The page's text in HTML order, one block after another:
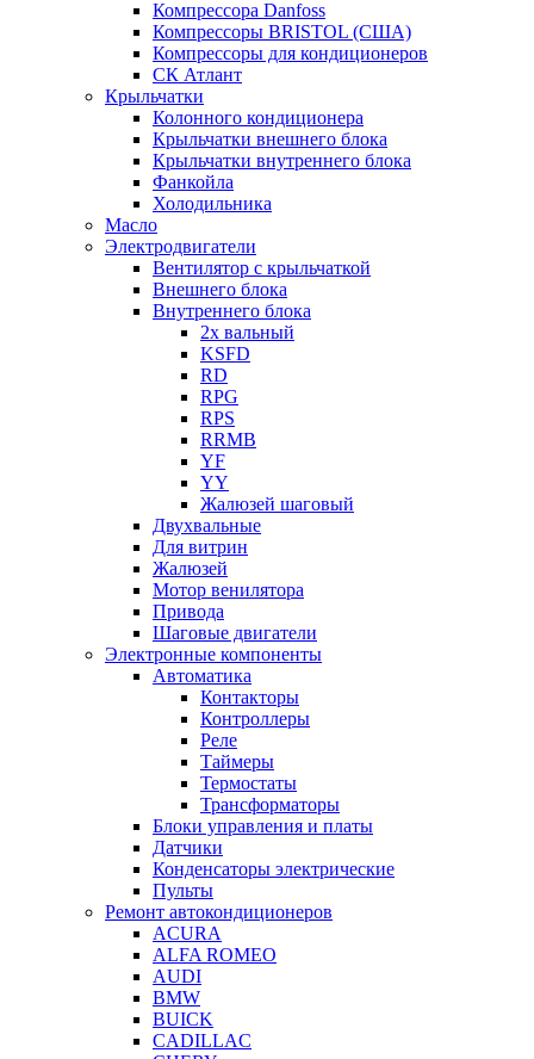
Компрессора Danfoss
Компрессоры BRISTOL (США)
Компрессоры для кондиционеров
СК Атлант
Крыльчатки
Колонного кондиционера
Крыльчатки внешнего блока
Крыльчатки внутреннего блока
Фанкойла
Холодильника
Масло
Электродвигатели
Вентилятор с крыльчаткой
Внешнего блока
Внутреннего блока
2х вальный
KSFD
RD
RPG
RPS
RRMB
YF
YY
Жалюзей шаговый
Двухвальные
Для витрин
Жалюзей
Мотор венилятора
Привода
Шаговые двигатели
Электронные компоненты
Автоматика
Контакторы
Контроллеры
Реле
Таймеры
Термостаты
Трансформаторы
Блоки управления и платы
Датчики
Конденсаторы электрические
Пульты
Ремонт автокондиционеров
ACURA
ALFA ROMEO
AUDI
BMW
BUICK
CADILLAC